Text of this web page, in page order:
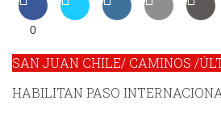
0
SAN JUAN CHILE/ CAMINOS /
HABILITAN PASO